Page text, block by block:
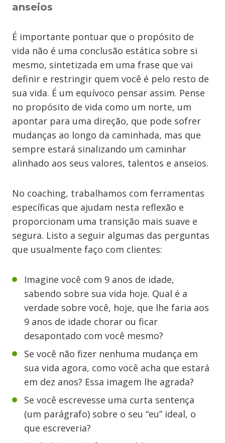
anseios
É importante pontuar que o propósito de
vida não é uma conclusão estática sobre si
mesmo, sintetizada em uma frase que vai
definir e restringir quem você é pelo resto de
sua vida. É um equívoco pensar assim. Pense
no propósito de vida como um norte, um
apontar para uma direção, que pode sofrer
mudanças ao longo da caminhada, mas que
sempre estará sinalizando um caminhar
alinhado aos seus valores, talentos e anseios.
No coaching, trabalhamos com ferramentas
específicas que ajudam nesta reflexão e
proporcionam uma transição mais suave e
segura. Listo a seguir algumas das perguntas
que usualmente faço com clientes:
Imagine você com 9 anos de idade,
sabendo sobre sua vida hoje. Qual é a
verdade sobre você, hoje, que lhe faria aos
9 anos de idade chorar ou ficar
desapontado com você mesmo?
Se você não fizer nenhuma mudança em
sua vida agora, como você acha que estará
em dez anos? Essa imagem lhe agrada?
Se você escrevesse uma curta sentença
(um parágrafo) sobre o seu “eu” ideal, o
que escreveria?